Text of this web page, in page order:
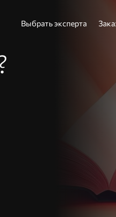
Выбрать эксперта
почты или телефон